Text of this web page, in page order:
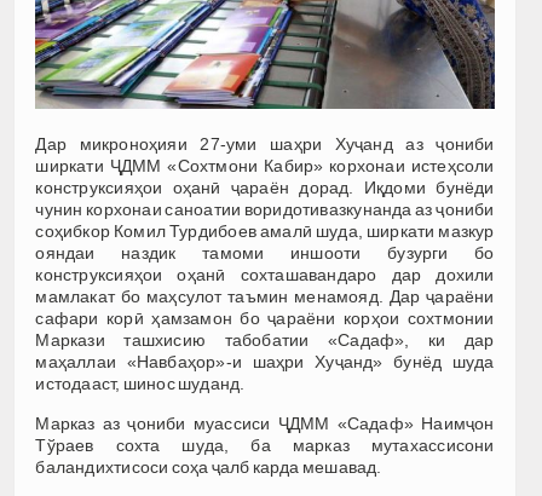
Дар микроноҳияи 27-уми шаҳри Хуҷанд аз ҷониби
ширкати ҶДММ «Сохтмони Кабир» корхонаи истеҳсоли
конструксияҳои оҳанӣ ҷараён дорад. Иқдоми бунёди
чунин корхонаи саноатии воридотивазкунанда аз ҷониби
соҳибкор Комил Турдибоев амалӣ шуда, ширкати мазкур
ояндаи наздик тамоми иншооти бузурги бо
конструксияҳои оҳанӣ сохташавандаро дар дохили
мамлакат бо маҳсулот таъмин менамояд. Дар ҷараёни
сафари корӣ ҳамзамон бо ҷараёни корҳои сохтмонии
Маркази ташхисию табобатии «Садаф», ки дар
маҳаллаи «Навбаҳор»-и шаҳри Хуҷанд» бунёд шуда
истодааст, шинос шуданд.
Марказ аз ҷониби муассиси ҶДММ «Садаф» Наимҷон
Тўраев сохта шуда, ба марказ мутахассисони
баландихтисоси соҳа ҷалб карда мешавад.